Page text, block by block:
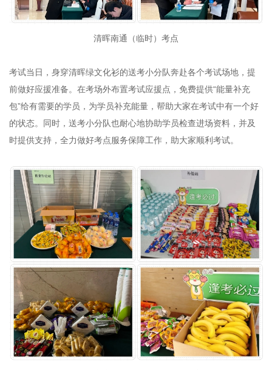
清晖南通（临时）考点
考试当日，身穿清晖绿文化衫的送考小分队奔赴各个考试场地，提
前做好应援准备。在考场外布置考试应援点，免费提供“能量补充
包”给有需要的学员，为学员补充能量，帮助大家在考试中有一个好
的状态。同时，送考小分队也耐心地协助学员检查进场资料，并及
时提供支持，全力做好考点服务保障工作，助大家顺利考试。